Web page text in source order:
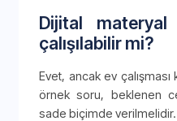
Dijital
çalışılabilir mi?
Evet, ancak ev çalışması
örnek soru, beklenen
sade biçimde verilmelidir.